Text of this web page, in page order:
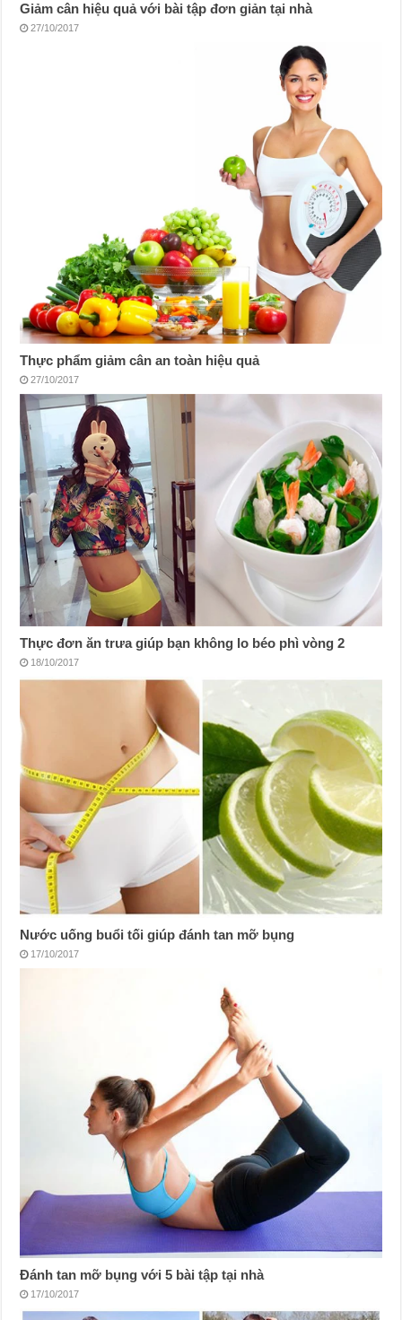
Giảm cân hiệu quả với bài tập đơn giản tại nhà
27/10/2017
Thực phẩm giảm cân an toàn hiệu quả
27/10/2017
Thực đơn ăn trưa giúp bạn không lo béo phì vòng 2
18/10/2017
Nước uống buổi tối giúp đánh tan mỡ bụng
17/10/2017
Đánh tan mỡ bụng với 5 bài tập tại nhà
17/10/2017